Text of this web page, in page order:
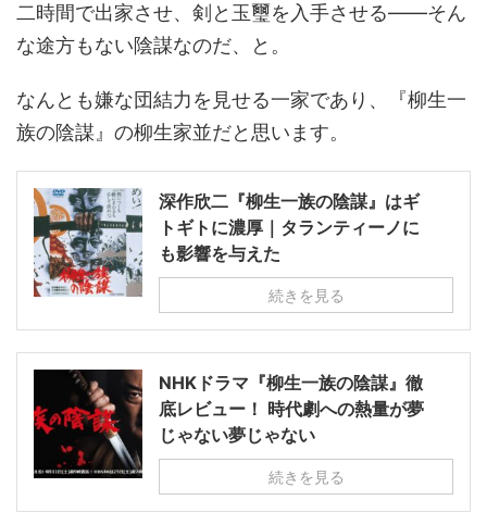
二時間で出家させ、剣と玉璽を入手させる――そん
な途方もない陰謀なのだ、と。
なんとも嫌な団結力を見せる一家であり、『柳生一
族の陰謀』の柳生家並だと思います。
深作欣二『柳生一族の陰謀』はギ
トギトに濃厚｜タランティーノに
も影響を与えた
続きを見る
NHKドラマ『柳生一族の陰謀』徹
底レビュー！ 時代劇への熱量が夢
じゃない夢じゃない
続きを見る